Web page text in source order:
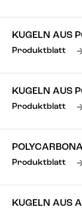
KUGELN AUS
Produktblatt
KUGELN AUS
Produktblatt
Produktblatt
KUGELN AUS